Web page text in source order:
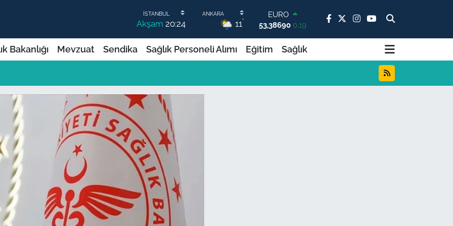
Akşam 20:24 11°
STERLİN
61,60380 0.18
G.ALTIN
6862,09000 0.19
Bakanlığı Mevzuat Sendika Sağlık Personeli Alımı Eğitim Sağlık